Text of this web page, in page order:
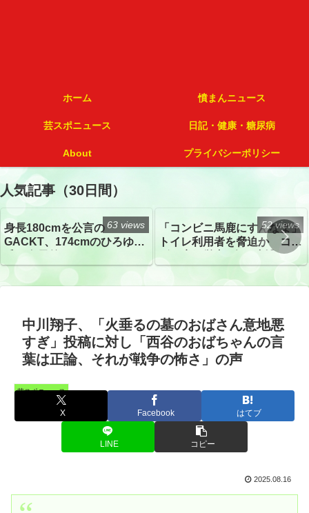
ホーム 憤まんニュース
芸スポニュース 日記・健康・糖尿病
About プライバシーポリシー
人気記事（30日間）
身長180cmを公言の
GACKT、174cmのひろゆき
トざわつき イベントでの写
真が話題
63 views
「コンビニ馬鹿にすんなよ」
トイレ利用者を脅迫か コン
52 views
中川翔子、「火垂るの墓のおばさん意地悪
すぎ」投稿に対し「西谷のおばちゃんの言
葉は正論、それが戦争の怖さ」の声
芸スポニュース
X Facebook はてブ
LINE コピー
2025.08.16